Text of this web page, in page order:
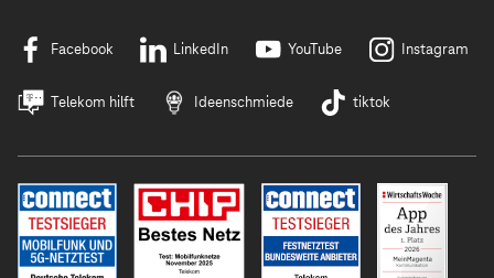
Facebook LinkedIn YouTube Instagram
Telekom hilft Ideenschmiede tiktok